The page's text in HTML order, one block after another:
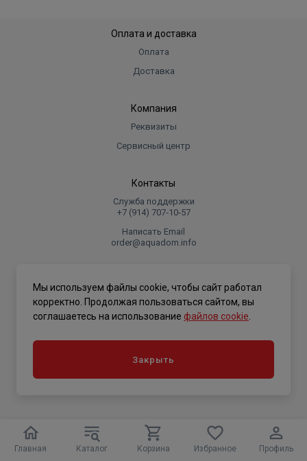
Главная Каталог Корзина Избранное Профиль
Оплата и доставка
Оплата
Доставка
Компания
Реквизиты
Сервисный центр
Контакты
Служба поддержки
+7 (914) 707‑10‑57
Написать Email
order@aquadom.info
.
Мы используем файлы cookie, чтобы сайт работал
корректно. Продолжая пользоваться сайтом, вы
соглашаетесь на использование файлов cookie
Закрыть